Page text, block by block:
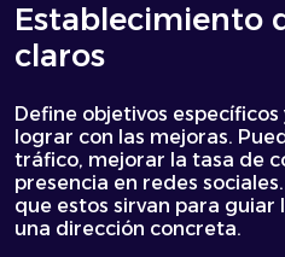
Establecimiento
claros
Define objetivos
lograr con las mejoras.
tráfico, mejorar la tasa de
presencia en redes
que estos sirvan para guiar
una dirección concreta.